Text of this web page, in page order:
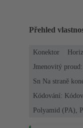
Přehled
Konektor
Jmenovitý
Sn Na straně
Kódování:
Polyamid (PA),